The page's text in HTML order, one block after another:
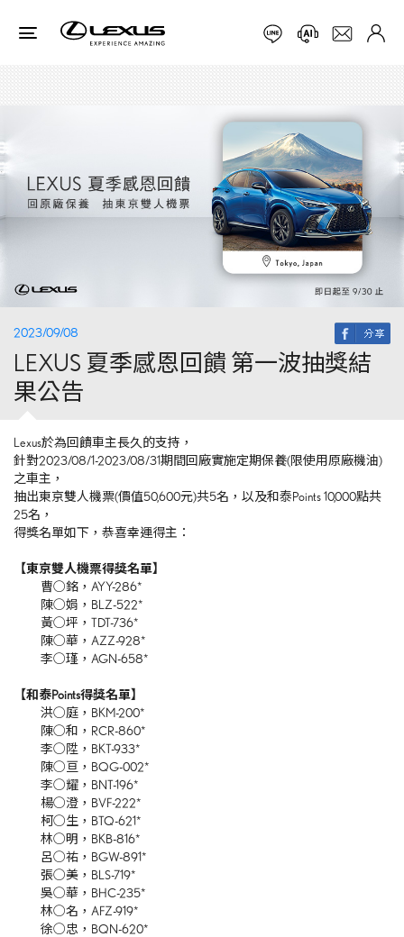
2023/09/08
LEXUS 夏季感恩回饋 第一波抽獎結
果公告
Lexus於為回饋車主長久的支持，
針對2023/08/1-2023/08/31期間回廠實施定期保養(限使用原廠機油)
之車主，
抽出東京雙人機票(價值50,600元)共5名，以及和泰Points 10,000點共
25名，
得獎名單如下，恭喜幸運得主：
【東京雙人機票得獎名單】
曹○銘，AYY-286*
陳○娟，BLZ-522*
黃○坪，TDT-736*
陳○華，AZZ-928*
李○瑾，AGN-658*
【和泰Points得獎名單】
洪○庭，BKM-200*
陳○和，RCR-860*
李○陞，BKT-933*
陳○亘，BQG-002*
李○耀，BNT-196*
楊○澄，BVF-222*
柯○生，BTQ-621*
林○明，BKB-816*
呂○祐，BGW-891*
張○美，BLS-719*
吳○華，BHC-235*
林○名，AFZ-919*
徐○忠，BQN-620*